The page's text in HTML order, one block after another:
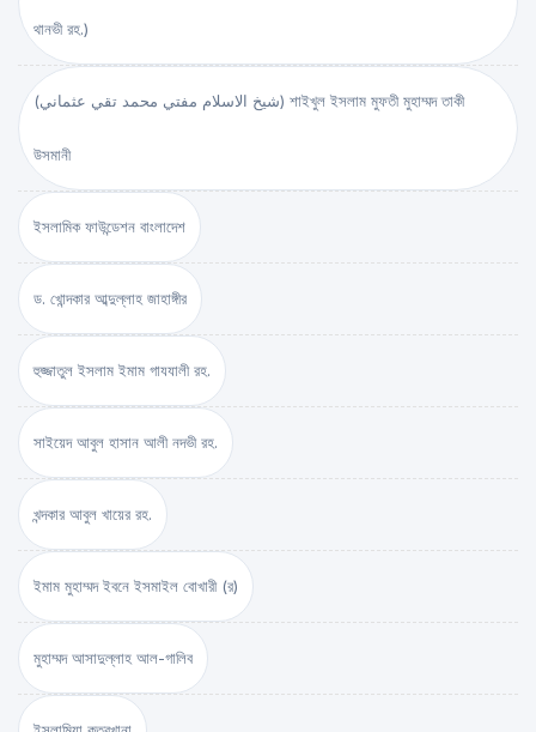
থানভী রহ.)
(شيخ الاسلام مفتي محمد تقي عثماني) শাইখুল ইসলাম মুফতী মুহাম্মদ তাকী
উসমানী
ইসলামিক ফাউন্ডেশন বাংলাদেশ
ড. খোন্দকার আব্দুল্লাহ জাহাঙ্গীর
হুজ্জাতুল ইসলাম ইমাম গাযযালী রহ.
সাইয়েদ আবুল হাসান আলী নদভী রহ.
খন্দকার আবুল খায়ের রহ.
ইমাম মুহাম্মদ ইবনে ইসমাইল বোখারী (র)
মুহাম্মদ আসাদুল্লাহ আল-গালিব